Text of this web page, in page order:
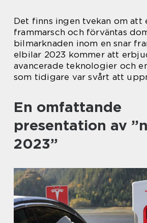
Det finns ingen tvekan om att
frammarsch och förväntas
bilmarknaden inom en snar
elbilar 2023 kommer att
avancerade teknologier och
som tidigare var svårt att
En omfattande
presentation av
2023”